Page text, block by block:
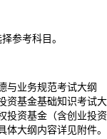
参考科目。
业务规范考试大纲
资基金基础知识考试大
投资基金（含创业投资
体大纲内容详见附件。